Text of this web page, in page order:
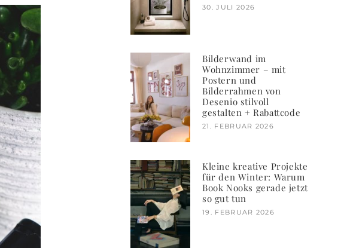
30. JULI 2026
Bilderwand im
Wohnzimmer – mit
Postern und
Bilderrahmen von
Desenio stilvoll
gestalten + Rabattcode
21. FEBRUAR 2026
Kleine kreative Projekte
für den Winter: Warum
Book Nooks gerade jetzt
so gut tun
19. FEBRUAR 2026